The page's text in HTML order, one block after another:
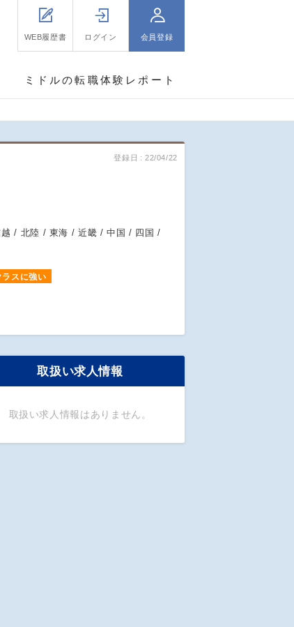
WEB履歴書 ログイン 会員登録
ミドルの転職体験レポート
登録日
22/04/22
/ 北陸 / 東海 / 近畿 / 中国 / 四国 /
スに強い
取扱い求人情報
取扱い求人情報はありません。